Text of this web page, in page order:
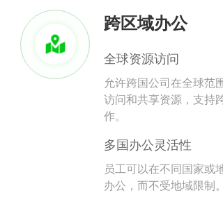
跨区域办公
全球资源访问
允许跨国公司在全球范
访问和共享资源，支持
作。
多国办公灵活性
员工可以在不同国家或
办公，而不受地域限制。